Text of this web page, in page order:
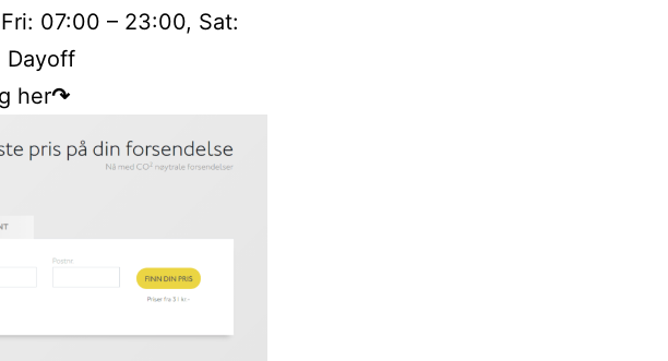
07:00 – 23:00, Sat:
Dayoff
her↷